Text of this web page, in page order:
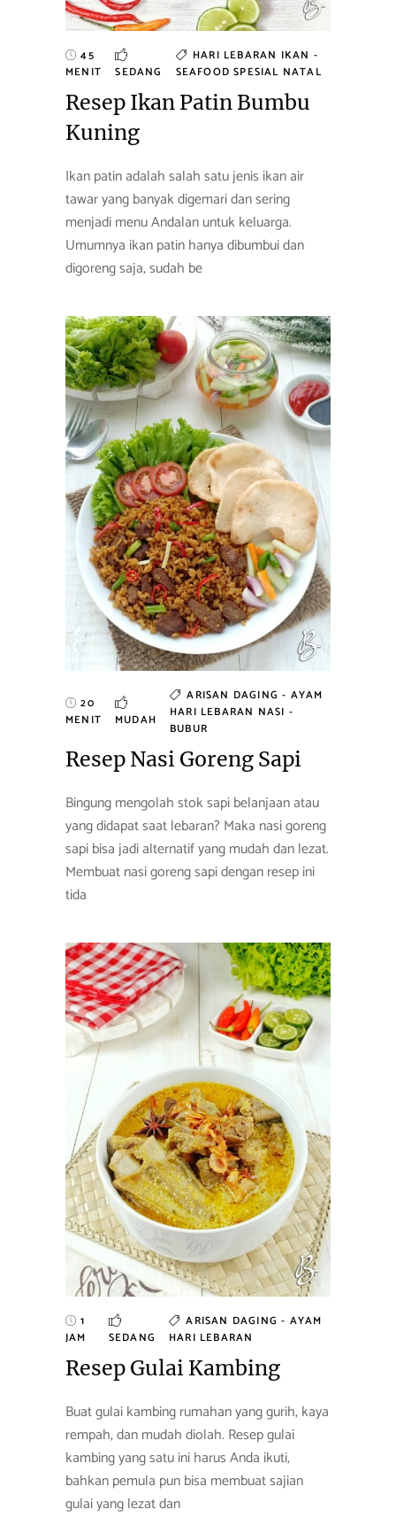
45
MENIT
SEDANG
HARI LEBARAN IKAN -
SEAFOOD SPESIAL NATAL
Resep Ikan Patin Bumbu
Kuning
Ikan patin adalah salah satu jenis ikan air
tawar yang banyak digemari dan sering
menjadi menu Andalan untuk keluarga.
Umumnya ikan patin hanya dibumbui dan
digoreng saja, sudah be
20
MENIT
MUDAH
ARISAN DAGING - AYAM
HARI LEBARAN NASI -
BUBUR
Resep Nasi Goreng Sapi
Bingung mengolah stok sapi belanjaan atau
yang didapat saat lebaran? Maka nasi goreng
sapi bisa jadi alternatif yang mudah dan lezat.
Membuat nasi goreng sapi dengan resep ini
tida
1
JAM
SEDANG
ARISAN DAGING - AYAM
HARI LEBARAN
Resep Gulai Kambing
Buat gulai kambing rumahan yang gurih, kaya
rempah, dan mudah diolah. Resep gulai
kambing yang satu ini harus Anda ikuti,
bahkan pemula pun bisa membuat sajian
gulai yang lezat dan